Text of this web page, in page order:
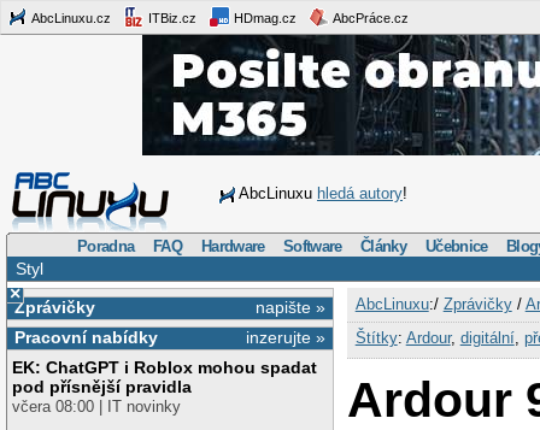
AbcLinuxu.cz ITBiz.cz HDmag.cz AbcPráce.cz
AbcLinuxu hledá autory!
Poradna FAQ Hardware Software Články Učebnice
Styl
×
napište »
Zprávičky
inzerujte »
Pracovní nabídky
EK: ChatGPT i Roblox mohou spadat
pod přísnější pravidla
včera 08:00 | IT novinky
AbcLinuxu:/ Zprávičky/
Štítky: Ardour, digitální,
Ardour